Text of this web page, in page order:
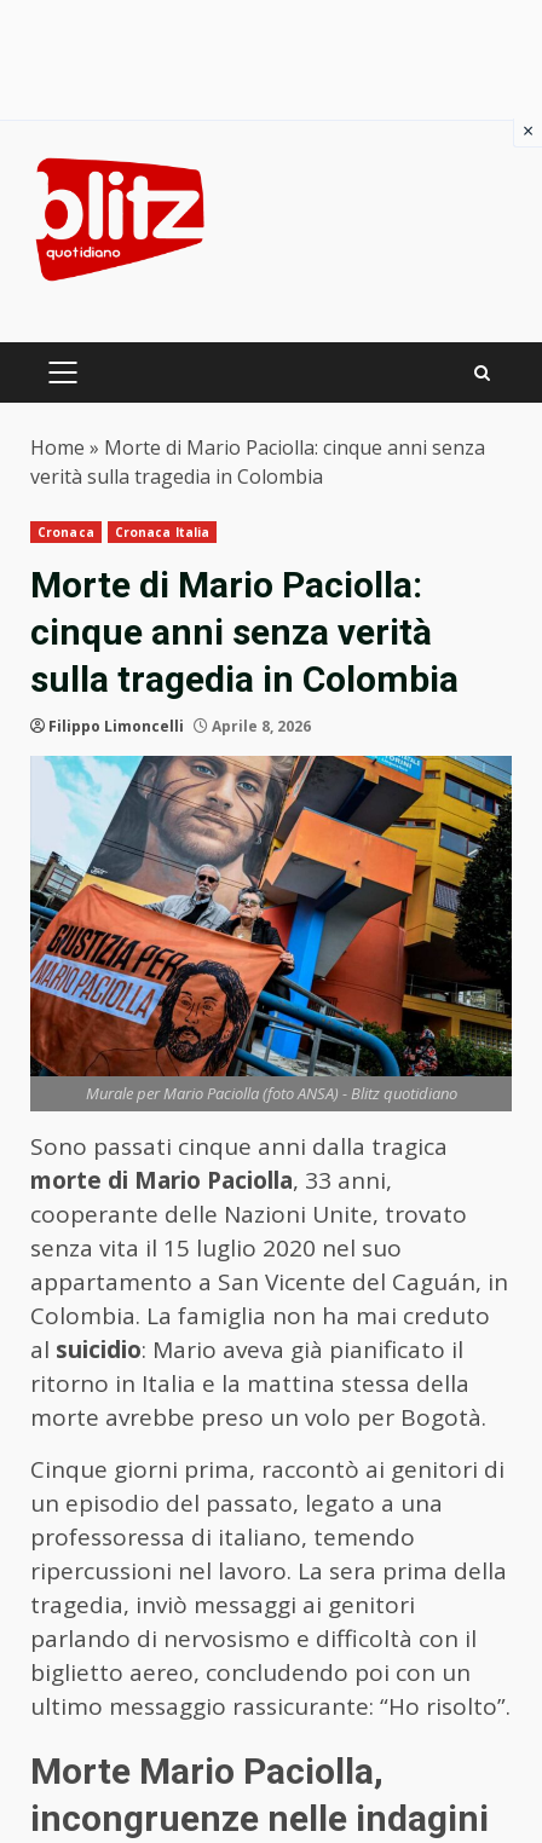
content
PRIMARY
Home » Morte di Mario Paciolla: cinque anni senza
verità sulla tragedia in Colombia
Cronaca Cronaca Italia
Morte di Mario Paciolla:
cinque anni senza verità
sulla tragedia in Colombia
Filippo Limoncelli Aprile 8, 2026
Murale per Mario Paciolla (foto ANSA) - Blitz quotidiano
Sono passati cinque anni dalla tragica
morte di Mario Paciolla, 33 anni,
cooperante delle Nazioni Unite, trovato
senza vita il 15 luglio 2020 nel suo
appartamento a San Vicente del Caguán, in
Colombia. La famiglia non ha mai creduto
al suicidio: Mario aveva già pianificato il
ritorno in Italia e la mattina stessa della
morte avrebbe preso un volo per Bogotà.
Cinque giorni prima, raccontò ai genitori di
un episodio del passato, legato a una
professoressa di italiano, temendo
ripercussioni nel lavoro. La sera prima della
tragedia, inviò messaggi ai genitori
parlando di nervosismo e difficoltà con il
biglietto aereo, concludendo poi con un
ultimo messaggio rassicurante: “Ho risolto”.
Morte Mario Paciolla,
incongruenze nelle indagini
×